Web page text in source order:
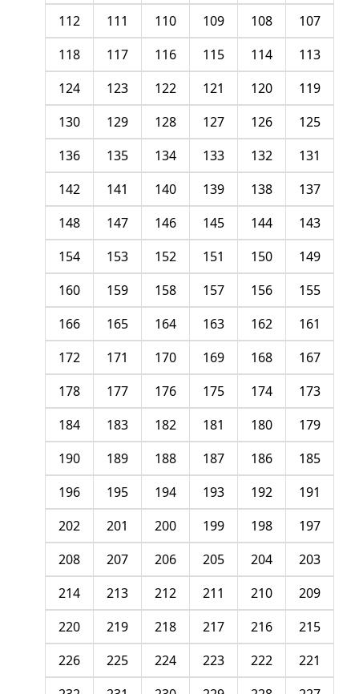
107
108
109
110
111
112
113
114
115
116
117
118
119
120
121
122
123
124
125
126
127
128
129
130
131
132
133
134
135
136
137
138
139
140
141
142
143
144
145
146
147
148
149
150
151
152
153
154
155
156
157
158
159
160
161
162
163
164
165
166
167
168
169
170
171
172
173
174
175
176
177
178
179
180
181
182
183
184
185
186
187
188
189
190
191
192
193
194
195
196
197
198
199
200
201
202
203
204
205
206
207
208
209
210
211
212
213
214
215
216
217
218
219
220
221
222
223
224
225
226